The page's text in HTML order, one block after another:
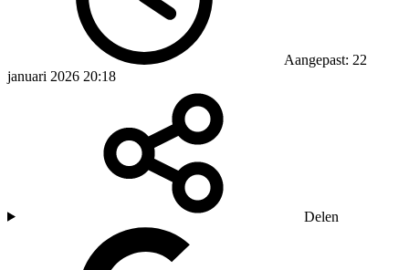
Aangepast: 22
januari 2026 20:18
Delen